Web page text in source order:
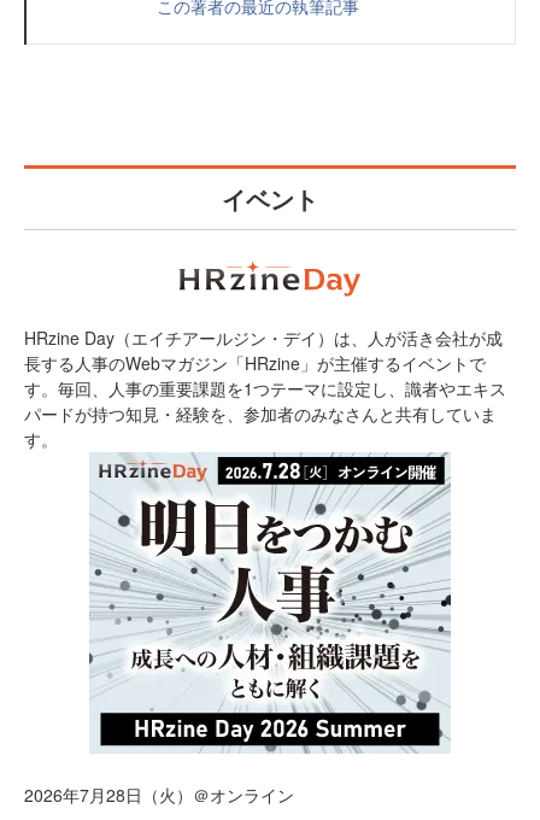
この著者の最近の執筆記事
イベント
HRzine Day（エイチアールジン・デイ）は、人が活き会社が成
長する人事のWebマガジン「HRzine」が主催するイベントで
す。毎回、人事の重要課題を1つテーマに設定し、識者やエキス
パードが持つ知見・経験を、参加者のみなさんと共有していま
す。
2026年7月28日（火）＠オンライン